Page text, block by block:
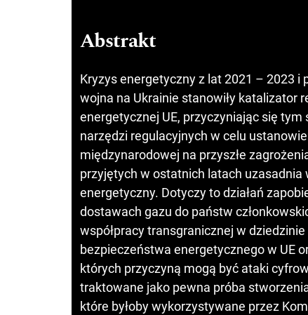
Abstrakt
Kryzys energetyczny z lat 2021 – 2023
wojna na Ukrainie stanowiły katalizator
energetycznej UE, przyczyniając się
narzędzi regulacyjnych w celu
międzynarodowej na przyszłe
przyjętych w ostatnich latach uzasadnia
energetyczny. Dotyczy to działań
dostawach gazu do państw
współpracy transgranicznej w
bezpieczeństwa energetycznego w UE
których przyczyną mogą być ataki
traktowane jako pewna próba
które byłoby wykorzystywane przez